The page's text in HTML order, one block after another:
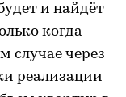
и найдёт
когда
случае через
реализации